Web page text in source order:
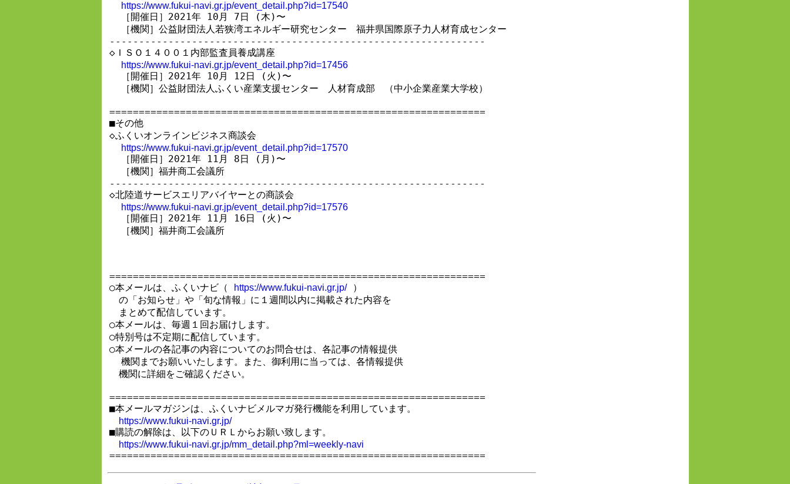
https://www.fukui-navi.gr.jp/event_detail.php?id=17540
  ［開催日］2021年 10月 7日 (木)〜
  ［機関］公益財団法人若狭湾エネルギー研究センター　福井県国際原子力人材育成センター
----------------------------------------------------------------
◇ＩＳＯ１４００１内部監査員養成講座
https://www.fukui-navi.gr.jp/event_detail.php?id=17456
  ［開催日］2021年 10月 12日 (火)〜
  ［機関］公益財団法人ふくい産業支援センター　人材育成部　（中小企業産業大学校）
================================================================
■その他
◇ふくいオンラインビジネス商談会
https://www.fukui-navi.gr.jp/event_detail.php?id=17570
  ［開催日］2021年 11月 8日 (月)〜
  ［機関］福井商工会議所
----------------------------------------------------------------
◇北陸道サービスエリアバイヤーとの商談会
https://www.fukui-navi.gr.jp/event_detail.php?id=17576
  ［開催日］2021年 11月 16日 (火)〜
  ［機関］福井商工会議所
================================================================
○本メールは、ふくいナビ（
https://www.fukui-navi.gr.jp/ ）
の「お知らせ」や「旬な情報」に１週間以内に掲載された内容を
まとめて配信しています。
○本メールは、毎週１回お届けします。
○特別号は不定期に配信しています。
○本メールの各記事の内容についてのお問合せは、各記事の情報提供
  機関までお願いいたします。また、御利用に当っては、各情報提供
機関に詳細をご確認ください。
================================================================
■本メールマガジンは、ふくいナビメルマガ発行機能を利用しています。
https://www.fukui-navi.gr.jp/
■購読の解除は、以下のＵＲＬからお願い致します。
https://www.fukui-navi.gr.jp/mm_detail.php?ml=weekly-navi